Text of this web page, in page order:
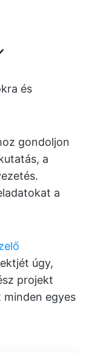
és
gondoljon
a
a
úgy,
projekt
minden egyes